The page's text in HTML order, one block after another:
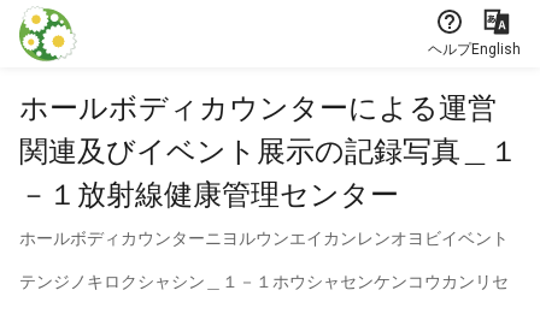
本文に飛ぶ
ヘルプEnglish
ホールボディカウンターによる運営
関連及びイベント展示の記録写真＿１
－１放射線健康管理センター
ホールボディカウンターニヨルウンエイカンレンオヨビイベント
テンジノキロクシャシン＿１－１ホウシャセンケンコウカンリセ